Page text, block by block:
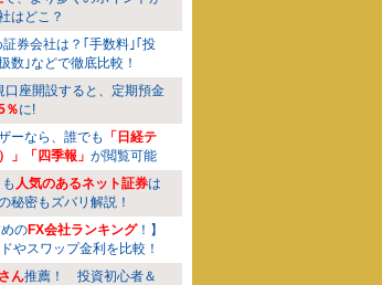
はどこ？
証券会社は？｢手数料｣｢投
数｣などで徹底比較！
口座開設すると、定期預金
％に!
ーなら、誰でも
「日経テ
」「四季報」 が閲覧可能
人気のあるネット証券は
秘密もズバリ解説！
のFX会社ランキング！】
やスワップ金利を比較！
ん推薦！ 投資初心者＆